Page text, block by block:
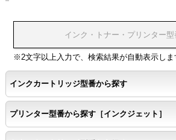
※2文字以上入力で、検索結果が自動表示しま
インクカートリッジ型番から探す
プリンター型番から探す［インクジェット］